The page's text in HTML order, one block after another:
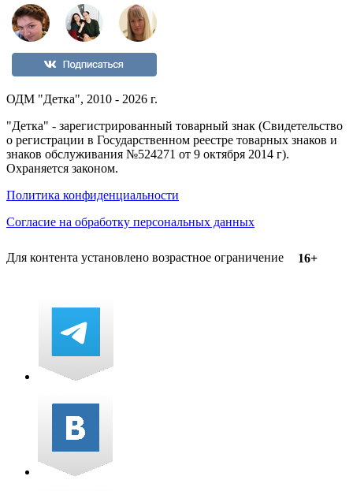
ОДМ "Детка", 2010 - 2026 г.
"Детка" - зарегистрированный товарный знак (Свидетельство
о регистрации в Государственном реестре товарных знаков и
знаков обслуживания №524271 от 9 октября 2014 г).
Охраняется законом.
Политика конфиденциальности
Согласие на обработку персональных данных
Для контента установлено возрастное ограничение 16+